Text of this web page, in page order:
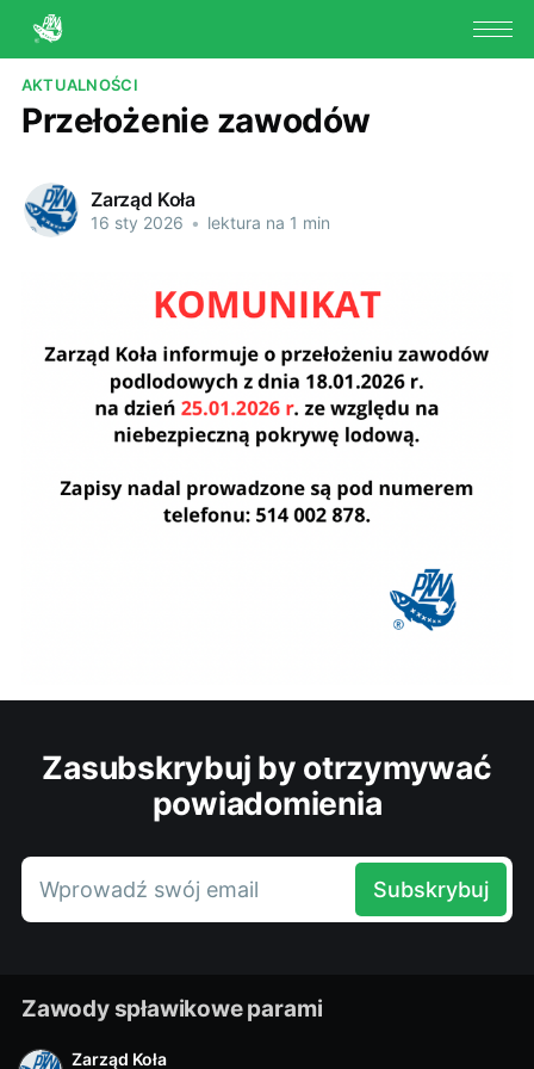
AKTUALNOŚCI
Przełożenie zawodów
Zarząd Koła
16 sty 2026 • lektura na 1 min
Zasubskrybuj by otrzymywać
powiadomienia
Wprowadź swój email Subskrybuj
Zawody spławikowe parami
Zarząd Koła